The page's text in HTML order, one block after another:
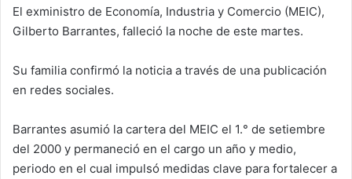
El exministro de Economía, Industria y Comercio (MEIC),
Gilberto Barrantes, falleció la noche de este martes.
Su familia confirmó la noticia a través de una publicación
en redes sociales.
Barrantes asumió la cartera del MEIC el 1.° de setiembre
del 2000 y permaneció en el cargo un año y medio,
periodo en el cual impulsó medidas clave para fortalecer a